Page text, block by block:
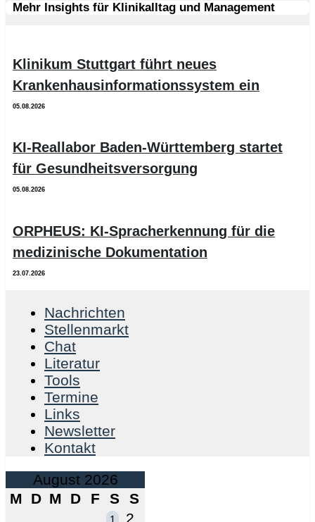
Mehr Insights für Klinikalltag und Management
Klinikum Stuttgart führt neues
Krankenhausinformationssystem ein
05.08.2026
KI-Reallabor Baden-Württemberg startet
für Gesundheitsversorgung
05.08.2026
ORPHEUS: KI-Spracherkennung für die
medizinische Dokumentation
23.07.2026
Nachrichten
Stellenmarkt
Chat
Literatur
Tools
Termine
Links
Newsletter
Kontakt
August 2026
M
D M D F S S
2